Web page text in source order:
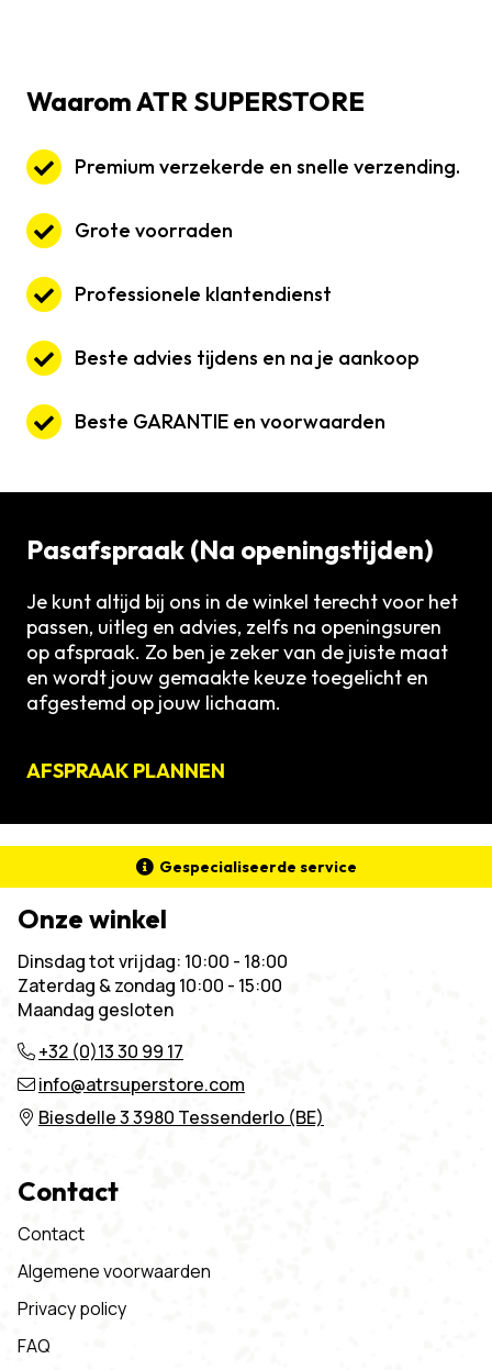
Waarom ATR SUPERSTORE
Premium verzekerde en snelle verzending.
Grote voorraden
Professionele klantendienst
Beste advies tijdens en na je aankoop
Beste GARANTIE en voorwaarden
Pasafspraak (Na openingstijden)
Je kunt altijd bij ons in de winkel terecht voor het
passen, uitleg en advies, zelfs na openingsuren
op afspraak. Zo ben je zeker van de juiste maat
en wordt jouw gemaakte keuze toegelicht en
afgestemd op jouw lichaam.
AFSPRAAK PLANNEN
Gespecialiseerde service
Onze winkel
Dinsdag tot vrijdag: 10:00 - 18:00
Zaterdag & zondag 10:00 - 15:00
Maandag gesloten
+32 (0)13 30 99 17
info@atrsuperstore.com
Biesdelle 3 3980 Tessenderlo (BE)
Contact
Contact
Algemene voorwaarden
Privacy policy
FAQ